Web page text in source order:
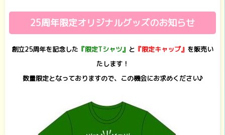
25周年限定オリジナルグッズのお知らせ
創立25周年を記念した 『限定Tシャツ』 と 『限定キャップ』 を販売い
たします！
数量限定となっておりますので、この機会にお求めください♪